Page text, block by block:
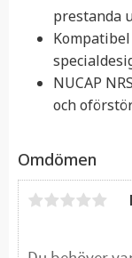
prestanda
NUCAP
och
Omdömen